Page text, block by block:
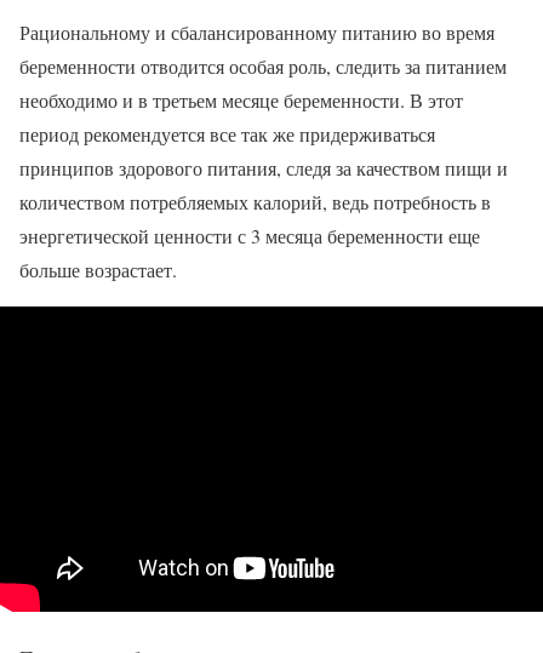
Рациональному и сбалансированному питанию во время
беременности отводится особая роль, следить за питанием
необходимо и в третьем месяце беременности. В этот
период рекомендуется все так же придерживаться
принципов здорового питания, следя за качеством пищи и
количеством потребляемых калорий, ведь потребность в
энергетической ценности с 3 месяца беременности еще
больше возрастает.